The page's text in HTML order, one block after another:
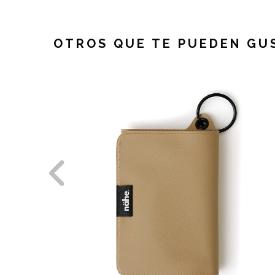
OTROS QUE TE PUEDEN